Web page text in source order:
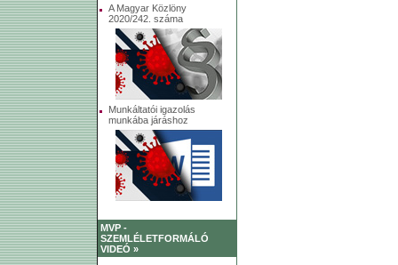
A Magyar Közlöny
2020/242. száma
Munkáltatói igazolás
munkába járáshoz
MVP -
SZEMLÉLETFORMÁLÓ
VIDEÓ »